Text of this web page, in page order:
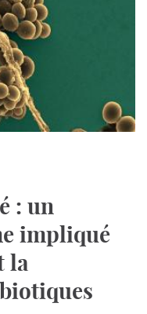
: un
impliqué
la